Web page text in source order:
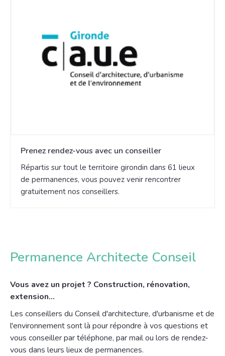
Prenez rendez-vous avec un conseiller
Répartis sur tout le territoire girondin dans 61 lieux
de permanences, vous pouvez venir rencontrer
gratuitement nos conseillers.
Permanence Architecte Conseil
Vous avez un projet ? Construction, rénovation,
extension…
Les conseillers du Conseil d'architecture, d'urbanisme et de
l'environnement sont là pour répondre à vos questions et
vous conseiller par téléphone, par mail ou lors de rendez-
vous dans leurs lieux de permanences.